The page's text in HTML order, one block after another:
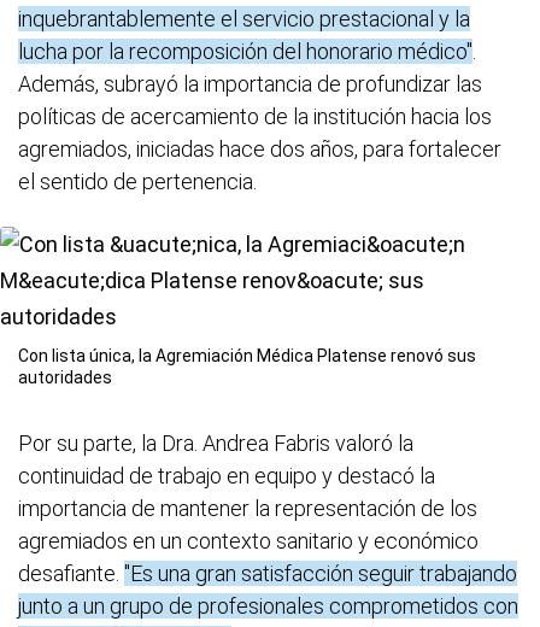
inquebrantablemente el servicio prestacional y la
lucha por la recomposición del honorario médico"
Además, subrayó la importancia de profundizar las
políticas de acercamiento de la institución hacia los
agremiados, iniciadas hace dos años, para fortalecer
el sentido de pertenencia.
Con lista única, la Agremiación Médica Platense renovó sus
autoridades
Por su parte, la Dra. Andrea Fabris valoró la
continuidad de trabajo en equipo y destacó la
importancia de mantener la representación de los
agremiados en un contexto sanitario y económico
desafiante. "Es una gran satisfacción seguir trabajando
junto a un grupo de profesionales comprometidos con